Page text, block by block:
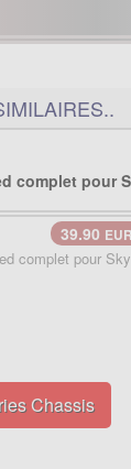
39.90 EUR
complet pour
Chassis